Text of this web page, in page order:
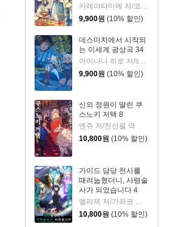
카레야타미에 저/코마다 하치 그림
9,900원 (10% 할인)
데스마치에서 시작되
는 이세계 광상곡 34
9,900원 (10% 할인)
신의 정원이 딸린 쿠
스노키 저택 8
엔쥬 저/천선필 역
10,800원 (10% 할인)
가이드 담당 천사를
때려눕혔더니, 사령술
사가 되었습니다 4
엘리제 저/가와코 그림/천선필 역
10,800원 (10% 할인)